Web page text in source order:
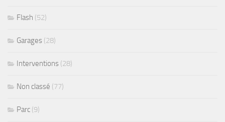
Flash (52)
Garages (28)
Interventions (28)
Non classé (77)
Parc (9)